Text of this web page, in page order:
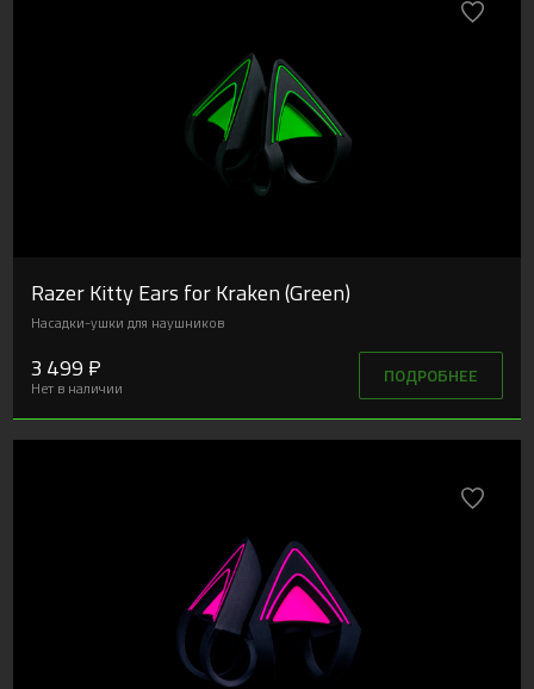
Razer Kitty Ears for Kraken (Green)
Насадки-ушки для наушников
3 499 ₽
Нет в наличии
ПОДРОБНЕЕ